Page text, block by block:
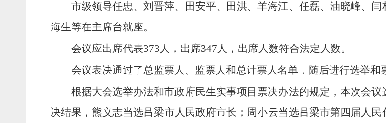
市级领导任忠、刘晋萍、 田安平、 田洪、羊海江、 任磊、 油晓峰、 闫
海生等在主席台就座。
会议应出席代表373人， 出席347人， 出席人数符合法定人数。
会议表决通过了总监票人、
监票人和总计票人名单， 随后进行选举和
根据大会选举办法和市政府民生实事项目票决办法的规定，本次会议
决结果， 熊义志当选吕梁市人民政府市长； 周小云当选吕梁市第四届人民